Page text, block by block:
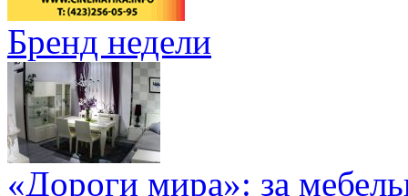
Бренд недели
«Дороги мира»: за